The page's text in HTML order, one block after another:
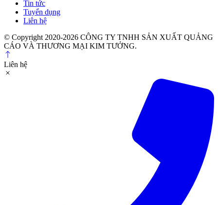
Tin tức
Tuyển dụng
Liên hệ
© Copyright 2020-2026 CÔNG TY TNHH SẢN XUẤT QUẢNG
CÁO VÀ THƯƠNG MẠI KIM TƯỞNG.
Liên hệ